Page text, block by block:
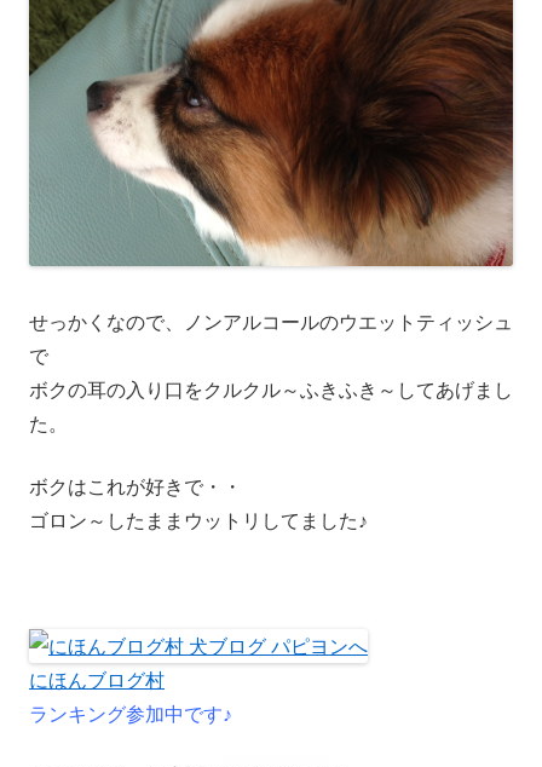
せっかくなので、ノンアルコールのウエットティッシュ
で
ボクの耳の入り口をクルクル～ふきふき～してあげまし
た。
ボクはこれが好きで・・
ゴロン～したままウットリしてました♪
にほんブログ村
ランキング参加中です♪